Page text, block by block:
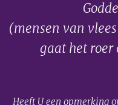
(mensen van
gaat het
Heeft U een opmerking